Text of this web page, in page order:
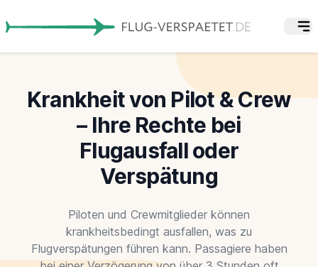
Krankheit von Pilot & Crew
– Ihre Rechte bei
Flugausfall oder
Verspätung
Piloten und Crewmitglieder können
krankheitsbedingt ausfallen, was zu
Flugverspätungen führen kann. Passagiere haben